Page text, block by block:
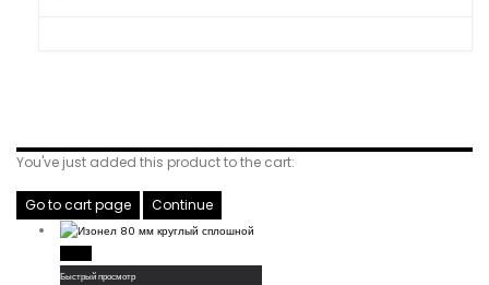
You've just added this product to the cart:
Go to cart page Continue
Быстрый просмотр